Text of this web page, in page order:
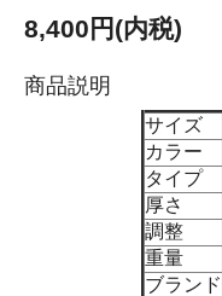
8,400円(内税)
商品説明
サイズ
カラー
タイプ
厚さ
調整
重量
ブランド